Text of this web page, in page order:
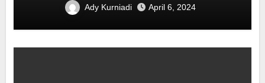
Ady Kurniadi April 6, 2024